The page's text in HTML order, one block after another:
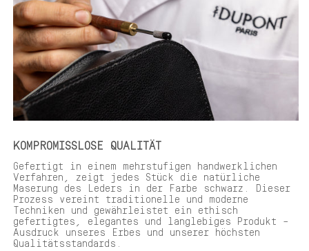
KOMPROMISSLOSE QUALITÄT
Gefertigt in einem mehrstufigen handwerklichen
Verfahren, zeigt jedes Stück die natürliche
Maserung des Leders in der Farbe schwarz. Dieser
Prozess vereint traditionelle und moderne
Techniken und gewährleistet ein ethisch
gefertigtes, elegantes und langlebiges Produkt –
Ausdruck unseres Erbes und unserer höchsten
Qualitätsstandards.